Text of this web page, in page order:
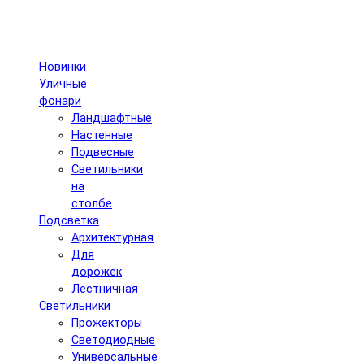
Новинки
Уличные
фонари
Ландшафтные
Настенные
Подвесные
Светильники
на
столбе
Подсветка
Архитектурная
Для
дорожек
Лестничная
Светильники
Прожекторы
Светодиодные
Универсальные